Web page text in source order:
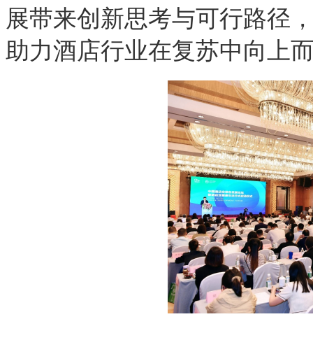
展带来创新思考与可行路径
助力酒店行业在复苏中向上